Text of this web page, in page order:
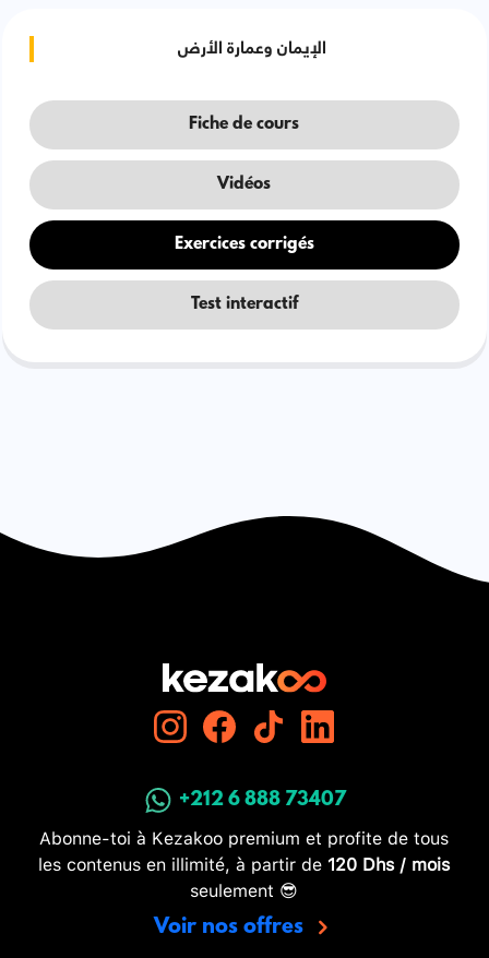
الإيمان وعمارة الأرض
Fiche de cours
Vidéos
Exercices corrigés
Test interactif
+212 6 888 73407
Abonne-toi à Kezakoo premium et profite de tous
les contenus en illimité, à partir de 120 Dhs / mois
seulement 😎
Voir nos offres